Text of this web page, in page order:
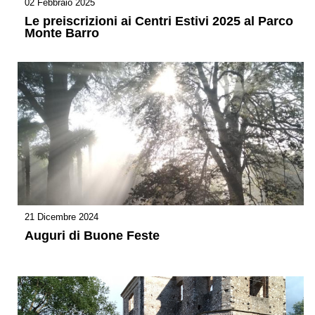
02 Febbraio 2025
Le preiscrizioni ai Centri Estivi 2025 al Parco
Monte Barro
21 Dicembre 2024
Auguri di Buone Feste